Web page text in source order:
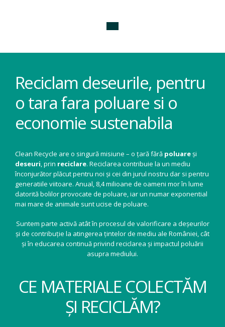
Reciclam deseurile, pentru
o tara fara poluare si o
economie sustenabila
Clean Recycle are o singură misiune – o țară fără poluareși
deseuri, prin reciclare. Reciclarea contribuie la un mediu
înconjurător plăcut pentru noi și cei din jurul nostru dar si pentru
generatiile viitoare. Anual, 8,4 milioane de oameni mor în lume
datorită bolilor provocate de poluare, iar un numar exponential
mai mare de animale sunt ucise de poluare.
Suntem parte activă atât în procesul de valorificare a deșeurilor
și de contribuție la atingerea țintelor de mediu ale României, cât
și în educarea continuă privind reciclarea și impactul poluării
asupra mediului.
CE MATERIALE COLECTĂM
ȘI RECICLĂM?